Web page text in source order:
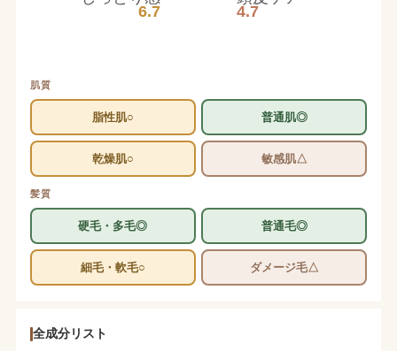
4.7
6.7
肌質
脂性肌○ 普通肌◎
乾燥肌○ 敏感肌△
髪質
硬毛・多毛◎ 普通毛◎
細毛・軟毛○ ダメージ毛△
全成分リスト